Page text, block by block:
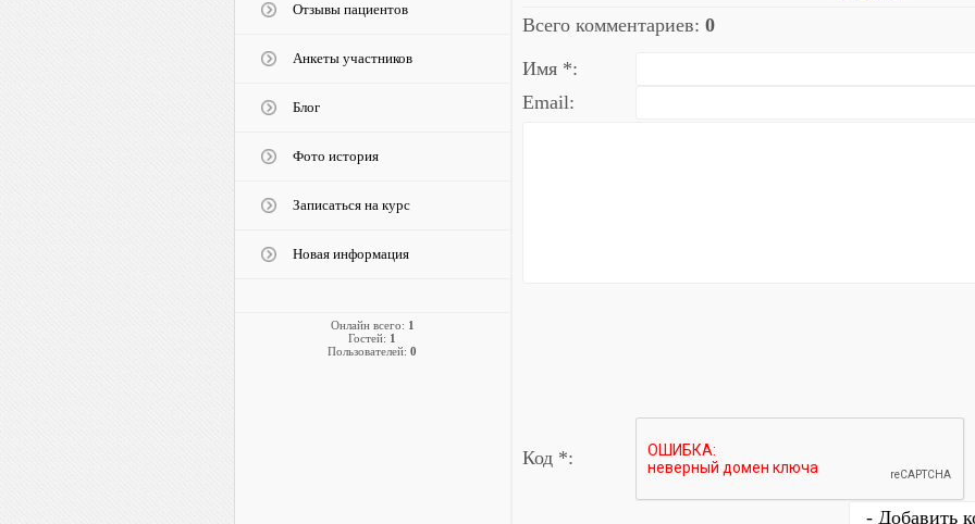
Отзывы пациентов
Анкеты участников
Блог
Фото история
Записаться на курс
Новая информация
Онлайн всего: 1
Гостей: 1
Пользователей: 0
Всего комментариев: 0
Имя *:
Email:
Код *: